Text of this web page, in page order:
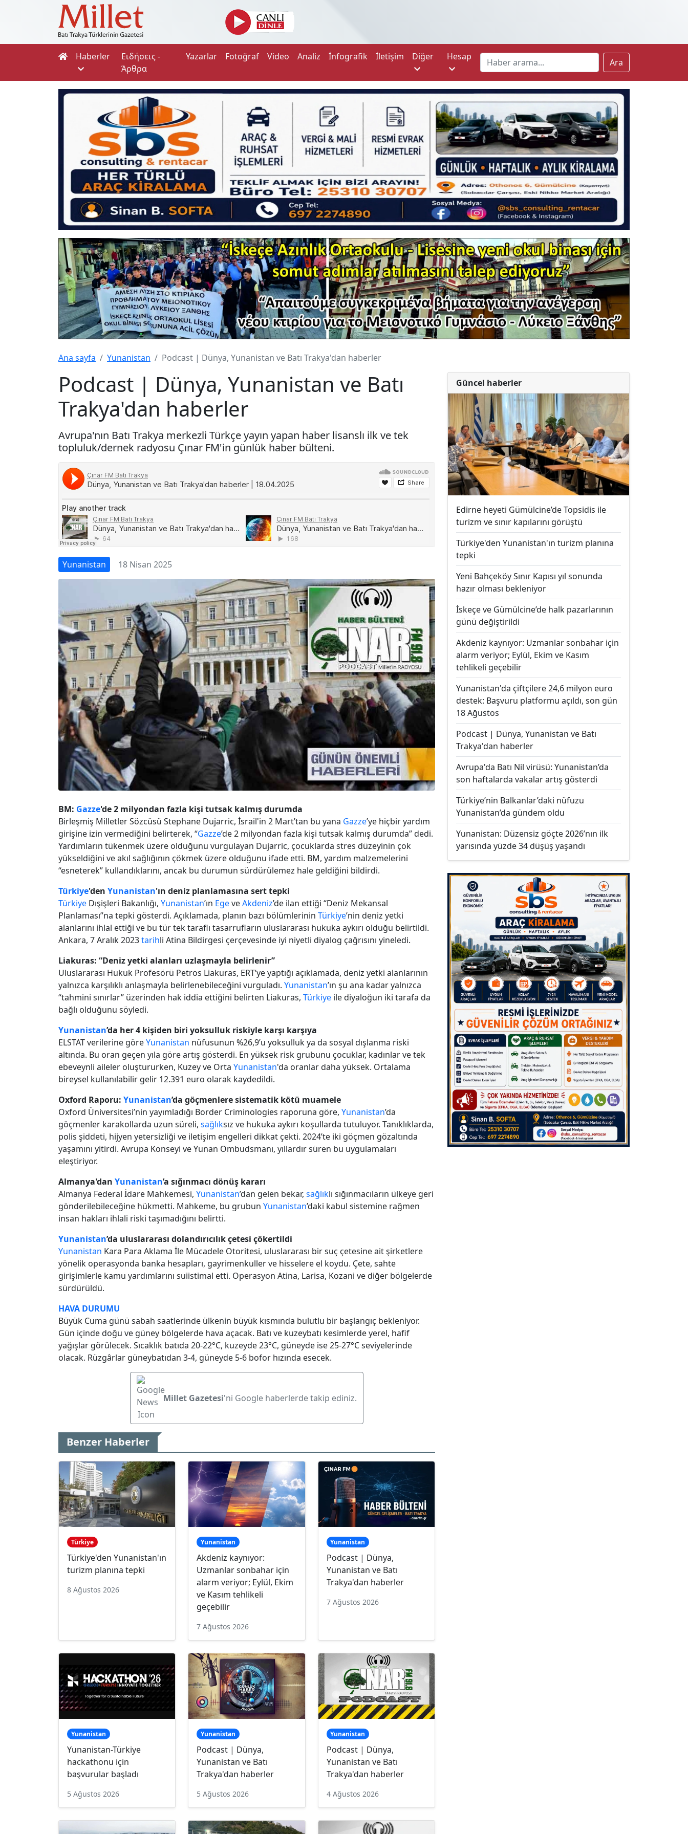
Haberler
Ειδήσεις -
Άρθρα
Yazarlar Fotoğraf Video Analiz İnfografik İletişim Diğer Hesap
Ara
Ana sayfa Yunanistan Podcast | Dünya, Yunanistan ve Batı Trakya'dan haberler
Podcast | Dünya, Yunanistan ve Batı
Trakya'dan haberler
Avrupa'nın Batı Trakya merkezli Türkçe yayın yapan haber lisanslı ilk ve tek
topluluk/dernek radyosu Çınar FM'in günlük haber bülteni.
Yunanistan 18 Nisan 2025
BM: Gazze'de 2 milyondan fazla kişi tutsak kalmış durumda
Birleşmiş Milletler Sözcüsü Stephane Dujarric, İsrail'in 2 Mart’tan bu yana Gazze’ye hiçbir yardım
girişine izin vermediğini belirterek, “Gazze’de 2 milyondan fazla kişi tutsak kalmış durumda” dedi.
Yardımların tükenmek üzere olduğunu vurgulayan Dujarric, çocuklarda stres düzeyinin çok
yükseldiğini ve akıl sağlığının çökmek üzere olduğunu ifade etti. BM, yardım malzemelerini
“esneterek” kullandıklarını, ancak bu durumun sürdürülemez hale geldiğini bildirdi.
Türkiye'den Yunanistan'ın deniz planlamasına sert tepki
Türkiye Dışişleri Bakanlığı, Yunanistan’ın EgeveAkdeniz’de ilan ettiği “Deniz Mekansal
Planlaması”na tepki gösterdi. Açıklamada, planın bazı bölümlerinin Türkiye’nin deniz yetki
alanlarını ihlal ettiği ve bu tür tek taraflı tasarrufların uluslararası hukuka aykırı olduğu belirtildi.
Ankara, 7 Aralık 2023tarihli Atina Bildirgesi çerçevesinde iyi niyetli diyalog çağrısını yineledi.
Liakuras: “Deniz yetki alanları uzlaşmayla belirlenir”
Uluslararası Hukuk Profesörü Petros Liakuras, ERT’ye yaptığı açıklamada, deniz yetki alanlarının
yalnızca karşılıklı anlaşmayla belirlenebileceğini vurguladı. Yunanistan’ın şu ana kadar yalnızca
“tahmini sınırlar” üzerinden hak iddia ettiğini belirten Liakuras, Türkiye ile diyaloğun iki tarafa da
bağlı olduğunu söyledi.
Yunanistan’da her 4 kişiden biri yoksulluk riskiyle karşı karşıya
ELSTAT verilerine göreYunanistan nüfusunun %26,9’u yoksulluk ya da sosyal dışlanma riski
altında. Bu oran geçen yıla göre artış gösterdi. En yüksek risk grubunu çocuklar, kadınlar ve tek
ebeveynli aileler oluştururken, Kuzey ve Orta Yunanistan'da oranlar daha yüksek. Ortalama
bireysel kullanılabilir gelir 12.391 euro olarak kaydedildi.
Oxford Raporu: Yunanistan’da göçmenlere sistematik kötü muamele
Oxford Üniversitesi’nin yayımladığı Border Criminologies raporuna göre, Yunanistan’da
göçmenler karakollarda uzun süreli, sağlıksız ve hukuka aykırı koşullarda tutuluyor. Tanıklıklarda,
polis şiddeti, hijyen yetersizliği ve iletişim engelleri dikkat çekti. 2024’te iki göçmen gözaltında
yaşamını yitirdi. Avrupa Konseyi ve Yunan Ombudsmanı, yıllardır süren bu uygulamaları
eleştiriyor.
Almanya'dan Yunanistan’a sığınmacı dönüş kararı
Almanya Federal İdare Mahkemesi, Yunanistan’dan gelen bekar, sağlıklı sığınmacıların ülkeye geri
gönderilebileceğine hükmetti. Mahkeme, bu grubun Yunanistan’daki kabul sistemine rağmen
insan hakları ihlali riski taşımadığını belirtti.
Yunanistan’da uluslararası dolandırıcılık çetesi çökertildi
Yunanistan Kara Para Aklama İle Mücadele Otoritesi, uluslararası bir suç çetesine ait şirketlere
yönelik operasyonda banka hesapları, gayrimenkuller ve hisselere el koydu. Çete, sahte
girişimlerle kamu yardımlarını suiistimal etti. Operasyon Atina, Larisa, Kozani ve diğer bölgelerde
sürdürüldü.
HAVA DURUMU
Büyük Cuma günü sabah saatlerinde ülkenin büyük kısmında bulutlu bir başlangıç bekleniyor.
Gün içinde doğu ve güney bölgelerde hava açacak. Batı ve kuzeybatı kesimlerde yerel, hafif
yağışlar görülecek. Sıcaklık batıda 20-22°C, kuzeyde 23°C, güneyde ise 25-27°C seviyelerinde
olacak. Rüzgârlar güneybatıdan 3-4, güneyde 5-6 bofor hızında esecek.
Millet Gazetesi'ni Google haberlerde takip ediniz.
Benzer Haberler
Türkiye
Türkiye'den Yunanistan'ın
turizm planına tepki
8 Ağustos 2026
Yunanistan
Akdeniz kaynıyor:
Uzmanlar sonbahar için
alarm veriyor; Eylül, Ekim
ve Kasım tehlikeli
geçebilir
7 Ağustos 2026
Yunanistan
Podcast | Dünya,
Yunanistan ve Batı
Trakya'dan haberler
7 Ağustos 2026
Yunanistan
Yunanistan-Türkiye
hackathonu için
başvurular başladı
5 Ağustos 2026
Yunanistan
Podcast | Dünya,
Yunanistan ve Batı
Trakya'dan haberler
5 Ağustos 2026
Yunanistan
Podcast | Dünya,
Yunanistan ve Batı
Trakya'dan haberler
4 Ağustos 2026
Güncel haberler
Edirne heyeti Gümülcine’de Topsidis ile
turizm ve sınır kapılarını görüştü
Türkiye'den Yunanistan'ın turizm planına
tepki
Yeni Bahçeköy Sınır Kapısı yıl sonunda
hazır olması bekleniyor
İskeçe ve Gümülcine’de halk pazarlarının
günü değiştirildi
Akdeniz kaynıyor: Uzmanlar sonbahar için
alarm veriyor; Eylül, Ekim ve Kasım
tehlikeli geçebilir
Yunanistan'da çiftçilere 24,6 milyon euro
destek: Başvuru platformu açıldı, son gün
18 Ağustos
Podcast | Dünya, Yunanistan ve Batı
Trakya'dan haberler
Avrupa'da Batı Nil virüsü: Yunanistan’da
son haftalarda vakalar artış gösterdi
Türkiye’nin Balkanlar’daki nüfuzu
Yunanistan’da gündem oldu
Yunanistan: Düzensiz göçte 2026’nın ilk
yarısında yüzde 34 düşüş yaşandı